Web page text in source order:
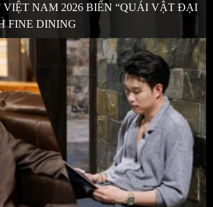
VIỆT NAM 2026 BIẾN “QUÁI VẬT ĐẠI
FINE DINING